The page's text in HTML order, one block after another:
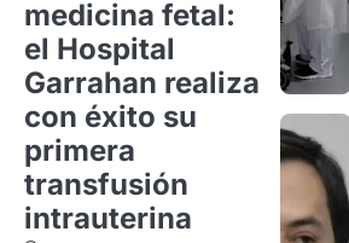
medicina fetal:
el Hospital
Garrahan realiza
con éxito su
primera
transfusión
intrauterina